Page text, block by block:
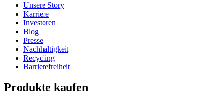
Unsere Story
Karriere
Investoren
Blog
Presse
Nachhaltigkeit
Recycling
Barrierefreiheit
Produkte kaufen